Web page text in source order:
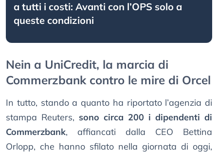
a tutti i costi: Avanti con l’OPS solo a
queste condizioni
Nein a UniCredit, la marcia di
Commerzbank contro le mire di Orcel
In tutto, stando a quanto ha riportato l’agenzia di
stampa Reuters, sono circa 200 i dipendenti di
Commerzbank, affiancati dalla CEO Bettina
Orlopp, che hanno sfilato nella giornata di oggi,